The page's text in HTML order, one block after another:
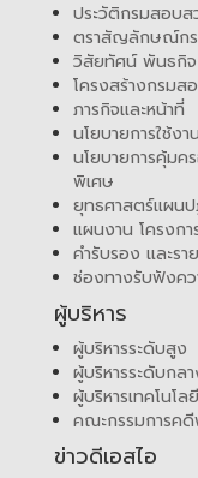
ประวัติกรมสอบ
ตราสัญลักษณ์ก
วิสัยทัศน์ พันธกิ
โครงสร้างกรม
ภารกิจและหน้าที่
นโยบายการใช้ง
นโยบายการคุ้ม
พิเศษ
ยุทธศาสตร์แผนป
แผนงาน โครงกา
คำรับรอง และร
ช่องทางรับฟังค
ผู้บริหาร
ผู้บริหารระดับสูง
ผู้บริหารระดับกล
ผู้บริหารเทคโนโ
คณะกรรมการค
ข่าวดีเอสไอ